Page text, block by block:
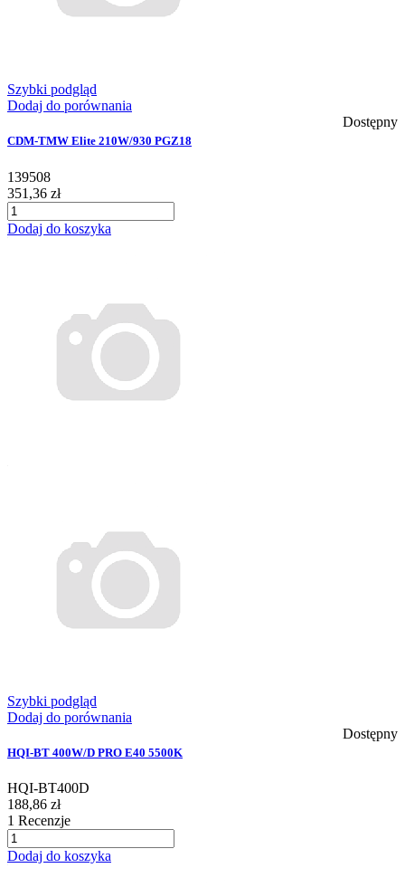
Szybki podgląd
Dodaj do porównania
Dostępny
CDM-TMW Elite 210W/930 PGZ18
139508
351,36 zł
Dodaj do koszyka
Szybki podgląd
Dodaj do porównania
Dostępny
HQI-BT 400W/D PRO E40 5500K
HQI-BT400D
188,86 zł
1 Recenzje
Dodaj do koszyka